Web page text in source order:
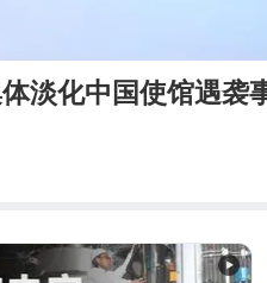
淡化中国使馆遇袭